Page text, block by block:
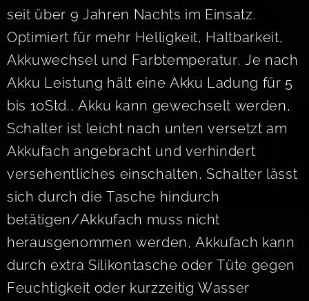
seit über 9 Jahren Nachts im Einsatz.
Optimiert für mehr Helligkeit, Haltbarkeit,
Akkuwechsel und Farbtemperatur. Je nach
Akku Leistung hält eine Akku Ladung für 5
bis 10Std., Akku kann gewechselt werden,
Schalter ist leicht nach unten versetzt am
Akkufach angebracht und verhindert
versehentliches einschalten, Schalter lässt
sich durch die Tasche hindurch
betätigen/Akkufach muss nicht
herausgenommen werden, Akkufach kann
durch extra Silikontasche oder Tüte gegen
Feuchtigkeit oder kurzzeitig Wasser